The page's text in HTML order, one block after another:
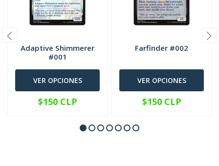
Adaptive Shimmerer
#001
VER OPCIONES
$150 CLP
Farfinder #002
VER OPCIONES
$150 CLP